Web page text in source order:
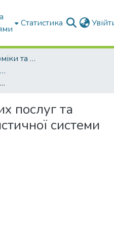
Статистика
Факультет Економіки та бізнесу
Кафедра Економіки і бізнесу
Ринок туристичних послуг та поляризація туристичної системи
послуг та
системи